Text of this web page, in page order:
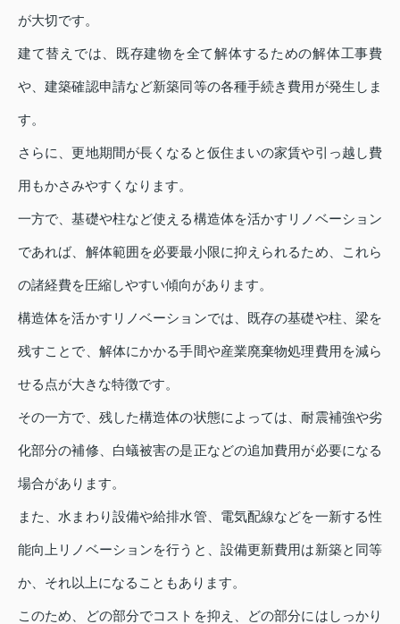
が大切です。
建て替えでは、既存建物を全て解体するための解体工事費
や、建築確認申請など新築同等の各種手続き費用が発生しま
す。
さらに、更地期間が長くなると仮住まいの家賃や引っ越し費
用もかさみやすくなります。
一方で、基礎や柱など使える構造体を活かすリノベーション
であれば、解体範囲を必要最小限に抑えられるため、これら
の諸経費を圧縮しやすい傾向があります。
構造体を活かすリノベーションでは、既存の基礎や柱、梁を
残すことで、解体にかかる手間や産業廃棄物処理費用を減ら
せる点が大きな特徴です。
その一方で、残した構造体の状態によっては、耐震補強や劣
化部分の補修、白蟻被害の是正などの追加費用が必要になる
場合があります。
また、水まわり設備や給排水管、電気配線などを一新する性
能向上リノベーションを行うと、設備更新費用は新築と同等
か、それ以上になることもあります。
このため、どの部分でコストを抑え、どの部分にはしっかり